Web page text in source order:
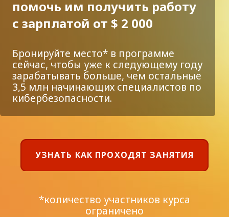
помочь им получить работу
с зарплатой от $ 2 000
Бронируйте место* в программе
сейчас, чтобы уже к следующему году
зарабатывать больше, чем остальные
3,5 млн начинающих специалистов по
кибербезопасности.
УЗНАТЬ КАК ПРОХОДЯТ ЗАНЯТИЯ
*количество участников курса
ограничено